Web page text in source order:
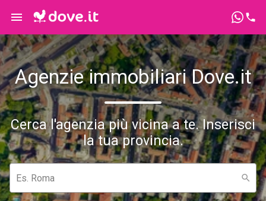
Agenzie immobiliari Dove.it
Cerca l'agenzia più vicina a te. Inserisci
la tua provincia.
Es. Roma